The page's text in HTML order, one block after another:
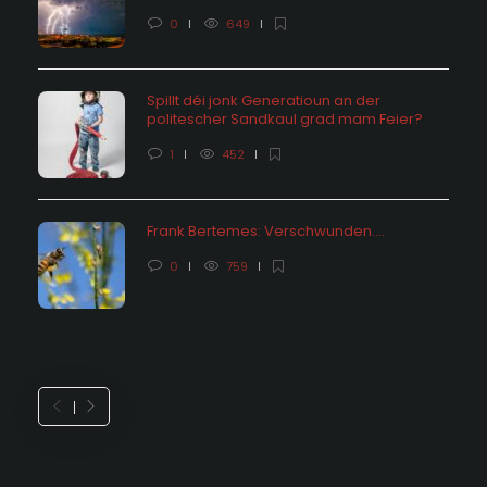
0 649
Spillt déi jonk Generatioun an der
politescher Sandkaul grad mam Feier?
1 452
Frank Bertemes: Verschwunden….
0 759